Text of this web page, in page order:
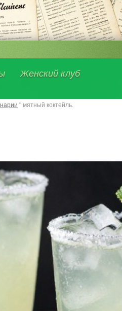
Женский клуб
" мятный коктейль.